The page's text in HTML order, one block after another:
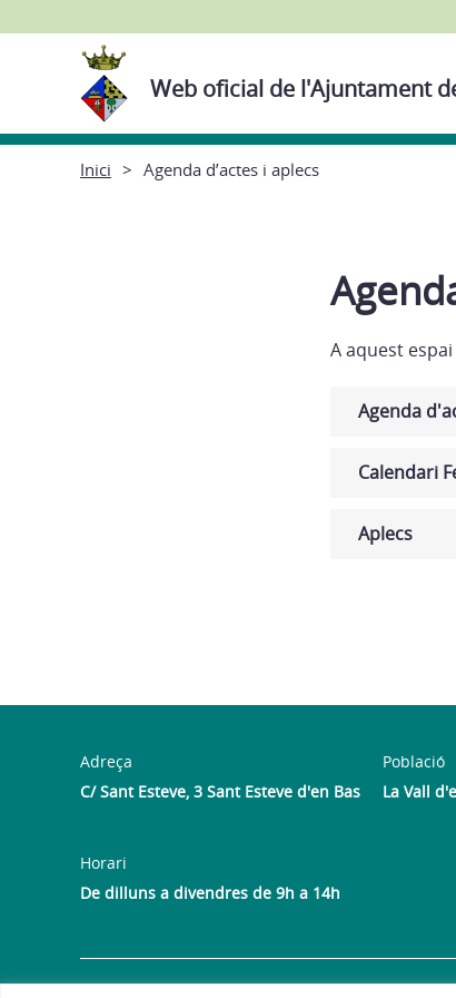
Web oficial de l'Ajuntament
Inici Agenda d’actes i aplecs
A aquest
Agenda
Calendari
Aplecs
Adreça
C/ Sant Esteve, 3 Sant Esteve d'en Bas
Població
La Vall
Horari
De dilluns a divendres de 9h a 14h